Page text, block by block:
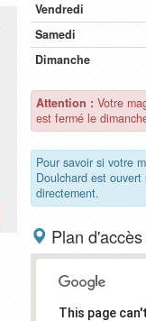
Vendredi
Samedi
Dimanche
Attention : Votre
est fermé le
Pour savoir si votre
Doulchard est
directement.
Plan d'accès
This page